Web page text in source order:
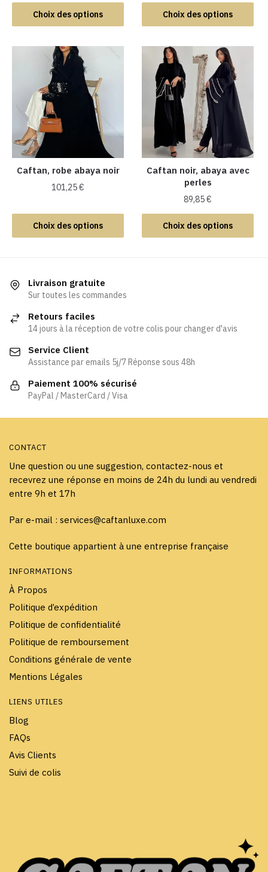
Choix des options
Ce
produit
plusieurs
variations.
options
peuvent
choisies
la
page
produit
Choix des options
Ce
produit
plusieurs
variations.
Les
options
peuvent
être
choisies
sur
la
page
du
produit
Caftan, robe abaya noir
101,25€
Choix des options
produit
a
Les
options
peuvent
être
sur
la
page
du
Caftan noir, abaya avec
perles
89,85€
Choix des options
Ce
produit
peuvent
être
Livraison gratuite
Sur toutes les commandes
Retours faciles
14 jours à la réception de votre colis pour changer d'avis
Service Client
Assistance par emails 5j/7 Réponse sous 48h
Paiement 100% sécurisé
PayPal / MasterCard / Visa
CONTACT
Une question ou une suggestion, contactez-nous et
recevrez une réponse en moins de 24h du lundi au vendredi
entre 9h et 17h
Par e-mail : services@caftanluxe.com
Cette boutique appartient à une entreprise française
INFORMATIONS
À Propos
Politique d’expédition
Politique de confidentialité
Politique de remboursement
Conditions générale de vente
Mentions Légales
LIENS UTILES
Blog
FAQs
Avis Clients
Suivi de colis